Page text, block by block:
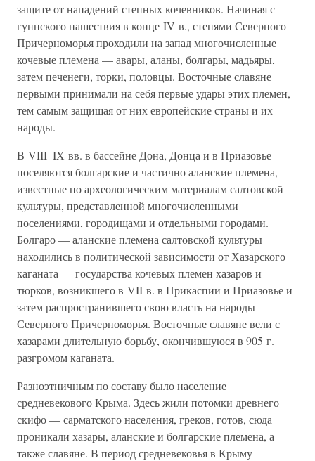
защите от нападений степных кочевников. Начиная с
гуннского нашествия в конце IV в., степями Северного
Причерноморья проходили на запад многочисленные
кочевые племена — авары, аланы, болгары, мадьяры,
затем печенеги, торки, половцы. Восточные славяне
первыми принимали на себя первые удары этих племен,
тем самым защищая от них европейские страны и их
народы.
В VIII–IX вв. в бассейне Дона, Донца и в Приазовье
поселяются болгарские и частично аланские племена,
известные по археологическим материалам салтовской
культуры, представленной многочисленными
поселениями, городищами и отдельными городами.
Болгаро — аланские племена салтовской культуры
находились в политической зависимости от Хазарского
каганата — государства кочевых племен хазаров и
тюрков, возникшего в VII в. в Прикаспии и Приазовье и
затем распространившего свою власть на народы
Северного Причерноморья. Восточные славяне вели с
хазарами длительную борьбу, окончившуюся в 905 г.
разгромом каганата.
Разноэтничным по составу было население
средневекового Крыма. Здесь жили потомки древнего
скифо — сарматского населения, греков, готов, сюда
проникали хазары, аланские и болгарские племена, а
также славяне. В период средневековья в Крыму